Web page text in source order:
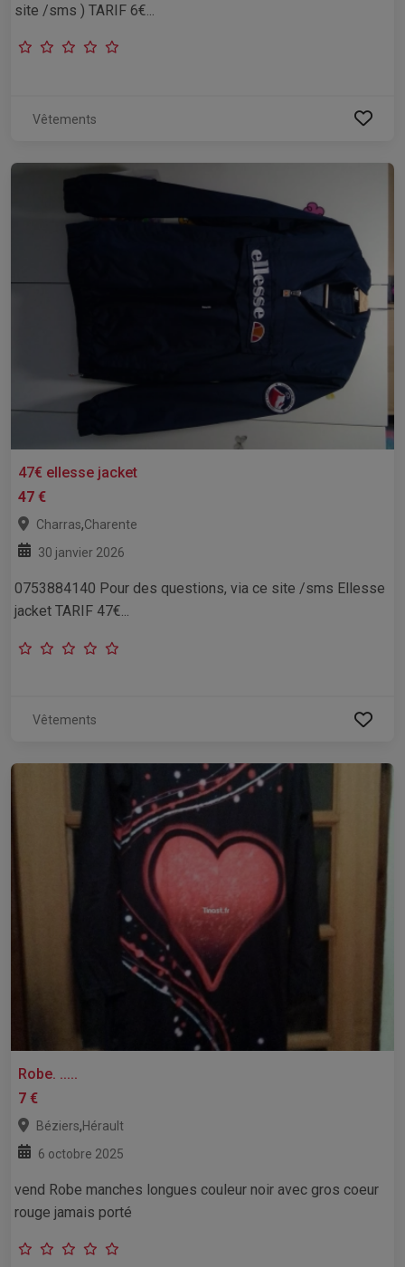
site /sms ) TARIF 6€...
Vêtements
47€ ellesse jacket
47 €
Charras,Charente
30 janvier 2026
0753884140 Pour des questions, via ce site /sms Ellesse
jacket TARIF 47€...
Vêtements
Robe. .....
7 €
Béziers,Hérault
6 octobre 2025
vend Robe manches longues couleur noir avec gros coeur
rouge jamais porté